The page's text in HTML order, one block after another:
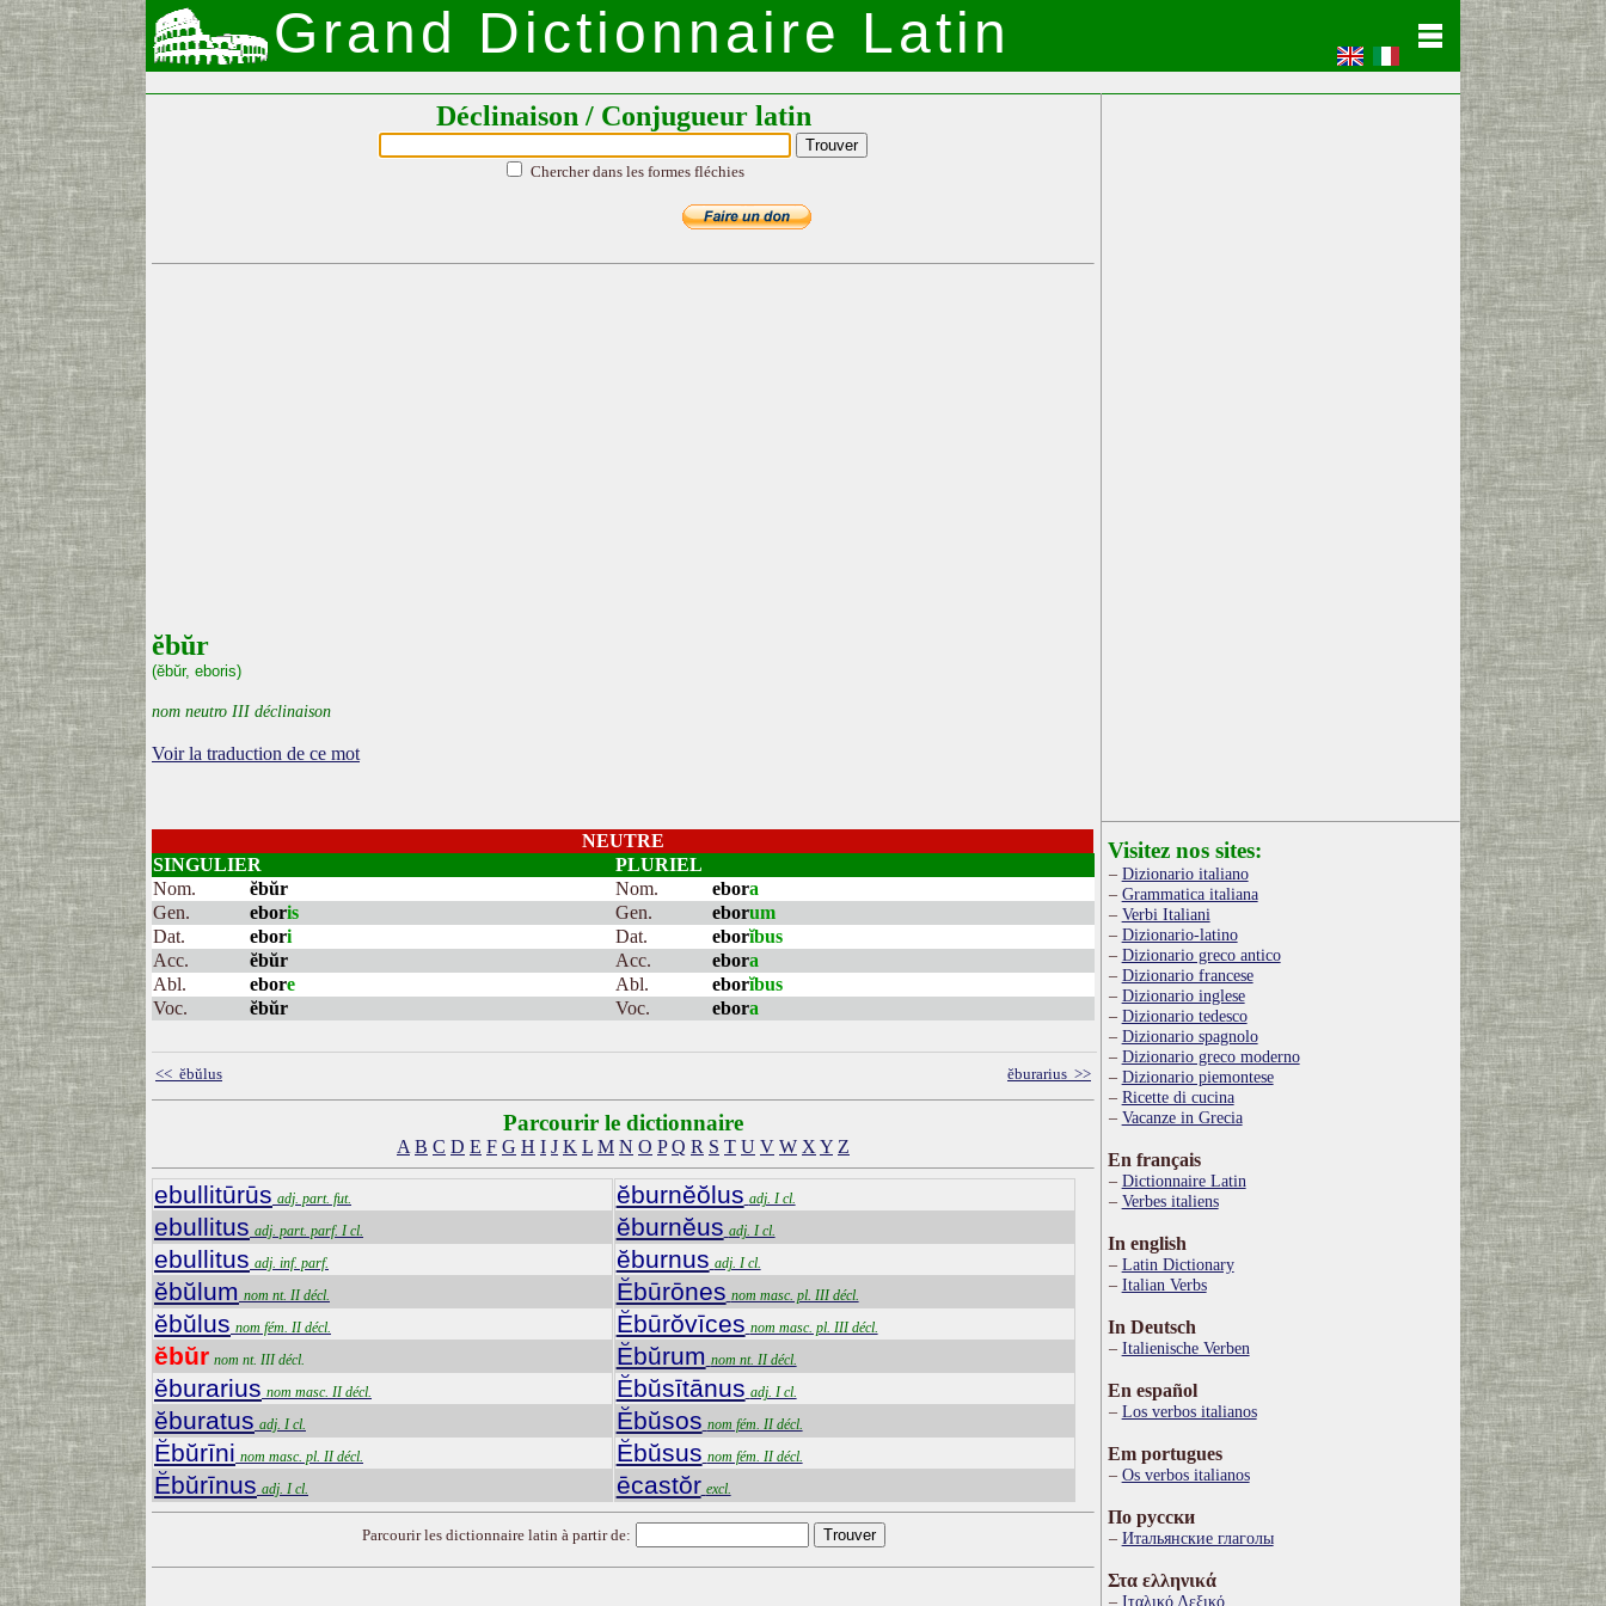
Grand Dictionnaire Latin
Déclinaison / Conjugueur latin
Chercher dans les formes fléchies
ĕbŭr
(ĕbŭr, eboris)
nom neutro III déclinaison
Voir la traduction de ce mot
NEUTRE
SINGULIER
Nom.
ĕbŭr
Gen.
eboris
Dat.
ebori
Acc.
ĕbŭr
Abl.
ebore
Voc.
ĕbŭr
PLURIEL
Nom.
ebora
Gen.
eborum
Dat.
eborĭbus
Acc.
ebora
Abl.
eborĭbus
Voc.
ebora
<< ĕbŭlus ĕburarius >>
Parcourir le dictionnaire
A B C D E F G H I J K L M N O P Q R S T U V W X Y Z
ebullitūrūs adj. part. fut.
ebullitus adj. part. parf. I cl.
ebullitus adj. inf. parf.
ĕbŭlum nom nt. II décl.
ĕbŭlus nom fém. II décl.
ĕbŭr nom nt. III décl.
ĕburarius nom masc. II décl.
ĕburatus adj. I cl.
Ĕbŭrīni nom masc. pl. II décl.
Ĕbŭrīnus adj. I cl.
ĕburnĕŏlus adj. I cl.
ĕburnĕus adj. I cl.
ĕburnus adj. I cl.
Ĕbūrōnes nom masc. pl. III décl.
Ĕbūrŏvīces nom masc. pl. III décl.
Ĕbŭrum nom nt. II décl.
Ĕbŭsītānus adj. I cl.
Ĕbŭsos nom fém. II décl.
Ĕbŭsus nom fém. II décl.
ēcastŏr excl.
Parcourir les dictionnaire latin à partir de:
Visitez nos sites:
Dizionario italiano
Grammatica italiana
Verbi Italiani
Dizionario-latino
Dizionario greco antico
Dizionario francese
Dizionario inglese
Dizionario tedesco
Dizionario spagnolo
Dizionario greco moderno
Dizionario piemontese
Ricette di cucina
Vacanze in Grecia
En français
Dictionnaire Latin
Verbes italiens
In english
Latin Dictionary
Italian Verbs
In Deutsch
Italienische Verben
En español
Los verbos italianos
Em portugues
Os verbos italianos
По русски
Итальянские глаголы
Στα ελληνικά
Ιταλικό Λεξικό